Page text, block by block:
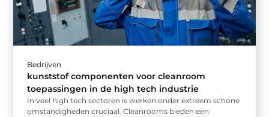
Bedrijven
kunststof componenten voor cleanroom
toepassingen in de high tech industrie
In veel high tech sectoren is werken onder extreem schone
omstandigheden cruciaal. Cleanrooms bieden een